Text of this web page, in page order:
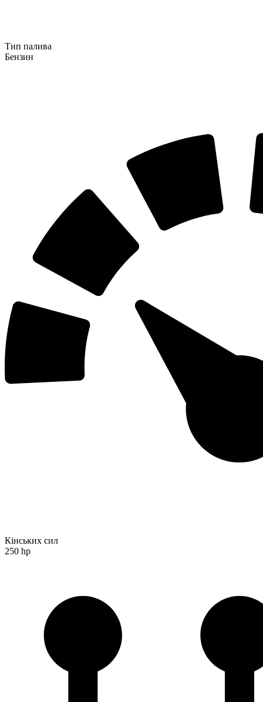
Тип палива
Бензин
Кінських сил
250 hp